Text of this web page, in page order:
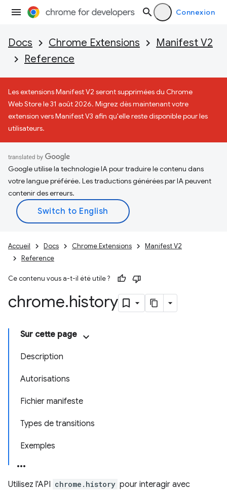
Connexion
Docs Chrome Extensions
Manifest V2
Reference
Les extensions Manifest V2 seront supprimées du Chrome
Web Store le 31 août 2026. Migrez dès maintenant votre
extension vers Manifest V3 afin qu'elle reste disponible pour les
utilisateurs.
Google utilise la technologie IA pour traduire le contenu dans
votre langue préférée. Les traductions générées par IA peuvent
contenir des erreurs.
Accueil Docs Chrome Extensions
Manifest V2
Reference
Ce contenu vous a-t-il été utile ?
chrome.history
Sur cette page
Description
Autorisations
Fichier manifeste
Types de transitions
Exemples
Utilisez l'API chrome.history pour interagir avec